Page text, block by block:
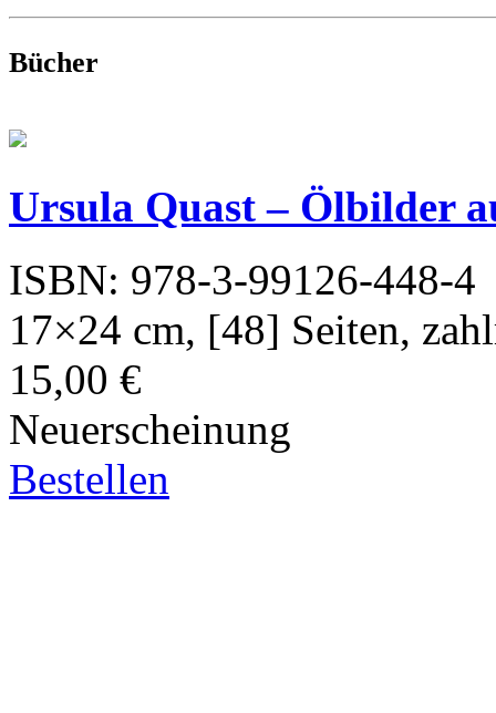
Bücher
Ursula Quast – Ölbilder
ISBN: 978-3-99126-448-4
17×24 cm, [48] Seiten,
15,00 €
Neuerscheinung
Bestellen